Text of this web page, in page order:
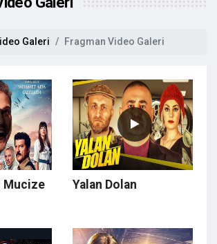
Galeri Fragman Video Galeri
Mucize
Yalan Dolan